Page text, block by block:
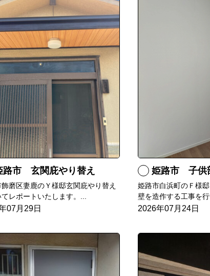
路市 玄関庇やり替え
磨区妻鹿のＹ様邸玄関庇やり替え
レポートいたします。...
07月29日
姫路市 子供部
姫路市白浜町のＦ様
壁を造作する工事を行
2026年07月24日